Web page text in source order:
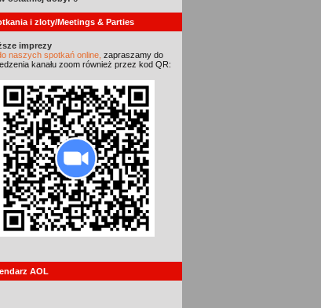
i zloty/Meetings & Parties
imprezy
naszych spotkań online, zapraszamy do
kanału zoom również przez kod QR:
AOL